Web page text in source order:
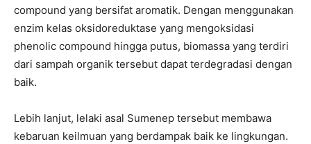
compound yang bersifat aromatik. Dengan menggunakan
enzim kelas oksidoreduktase yang mengoksidasi
phenolic compound hingga putus, biomassa yang terdiri
dari sampah organik tersebut dapat terdegradasi dengan
baik.
Lebih lanjut, lelaki asal Sumenep tersebut membawa
kebaruan keilmuan yang berdampak baik ke lingkungan.